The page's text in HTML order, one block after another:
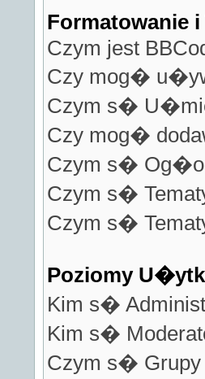
Formatowanie
Czym jest
Czy mog�
Czym s�
Czy mog�
Czym s�
Czym s�
Czym s�
Poziomy
Kim s�
Kim s�
Czym s�